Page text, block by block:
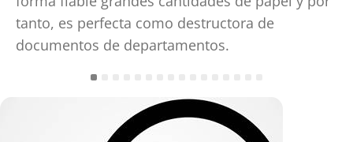
tanto, es perfecta como destructora de
documentos de departamentos.